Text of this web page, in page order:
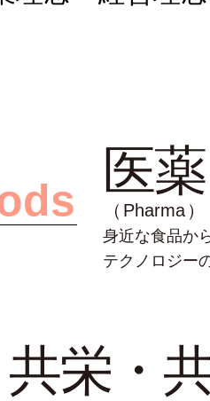
医薬
（Pharma）
身近な食品か
テクノロジー
共栄・